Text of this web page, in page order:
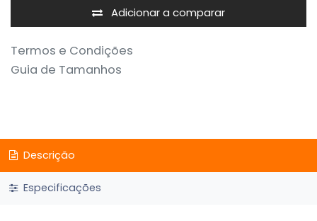
Adicionar a comparar
Termos e Condições
Guia de Tamanhos
Descrição
Especificações